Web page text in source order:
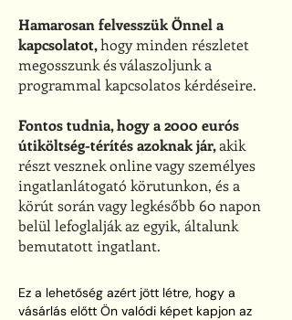
Hamarosan felvesszük Önnel a
kapcsolatot,hogy minden részletet
megosszunk és válaszoljunk a
programmal kapcsolatos kérdéseire.
Fontos tudnia, hogy a 2000 eurós
útiköltség-térítés azoknak jár,akik
részt vesznek online vagy személyes
ingatlanlátogató körutunkon, és a
körút során vagy legkésőbb 60 napon
belül lefoglalják az egyik, általunk
bemutatott ingatlant.
Ez a lehetőség azért jött létre, hogy a
vásárlás előtt Ön valódi képet kapjon az